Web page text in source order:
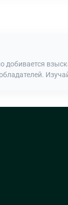
добивается